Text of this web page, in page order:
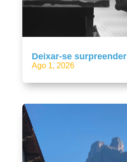
Deixar-se surpreender
Ago 1, 2026